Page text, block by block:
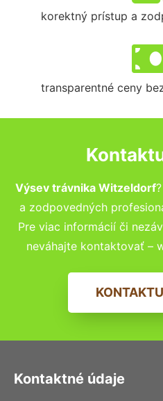
korektný prístup a
transparentné ceny
Výsev trávnika Witzeldorf
a zodpovedných
Pre viac informácií či
neváhajte kontaktovať –
Kontaktné údaje